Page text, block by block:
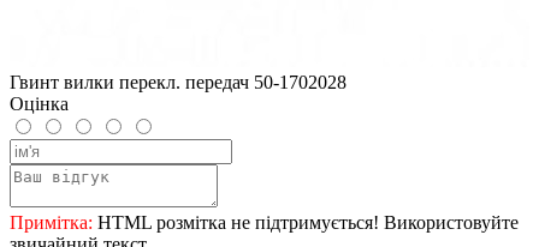
Гвинт вилки перекл. передач 50-1702028
Оцінка
Примітка: HTML розмітка не підтримується! Використовуйте